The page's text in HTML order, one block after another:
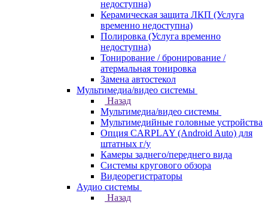
недоступна)
Керамическая защита ЛКП (Услуга
временно недоступна)
Полировка (Услуга временно
недоступна)
Тонирование / бронирование /
атермальная тонировка
Замена автостекол
Мультимедиа/видео системы
Назад
Мультимедиа/видео системы
Мультимедийные головные устройства
Опция CARPLAY (Android Auto) для
штатных г/у
Камеры заднего/переднего вида
Системы кругового обзора
Видеорегистраторы
Аудио системы
Назад